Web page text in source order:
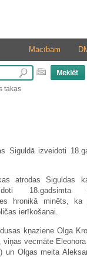
Mācībām
takas
Siguldā izveidoti
atrodas Siguldas
18.gadsimta
hronikā minēts, ka
ierīkošanai.
kņaziene Olga
viņas vecmāte
un Olgas meita